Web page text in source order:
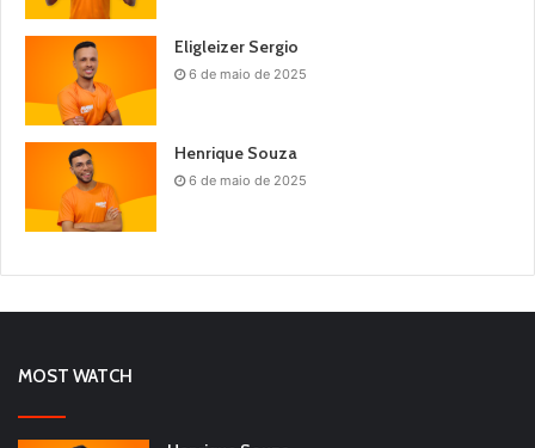
Eligleizer Sergio
6 de maio de 2025
Henrique Souza
6 de maio de 2025
MOST WATCH